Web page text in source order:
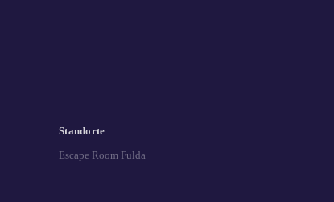
Standorte
Escape Room Fulda